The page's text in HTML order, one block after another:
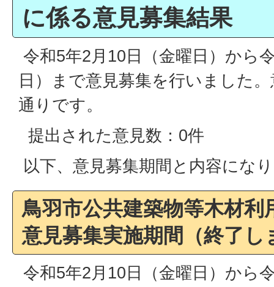
に係る意見募集結果
令和5年2月10日（金曜日）から
日）まで意見募集を行いました
通りです。
提出された意見数：0件
以下、意見募集期間と内容にな
鳥羽市公共建築物等木材利
意見募集実施期間（終了し
令和5年2月10日（金曜日）から